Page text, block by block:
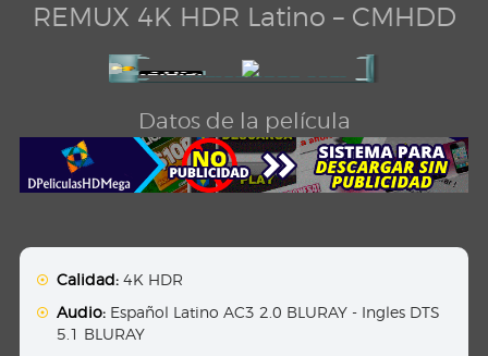
REMUX 4K HDR Latino – CMHDD
Datos de la película
Calidad: 4K HDR
Audio: Español Latino AC3 2.0 BLURAY - Ingles DTS
5.1 BLURAY